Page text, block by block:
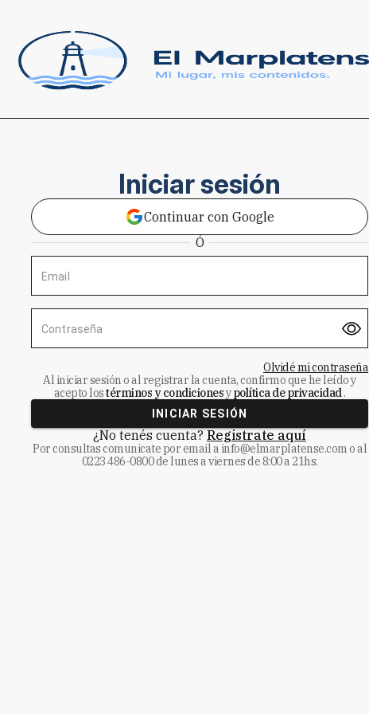
Iniciar sesión
Continuar con Google
Ó
Email
Contraseña
Olvidé mi contraseña
Al iniciar sesión o al registrar la cuenta, confirmo que he leído y
acepto lostérminos y condicionesypolítica de privacidad.
INICIAR SESIÓN
¿No tenés cuenta? Registrate aquí
Por consultas comunicate por email a info@elmarplatense.como al
0223 486-0800de lunes a viernes de 8:00 a 21hs.